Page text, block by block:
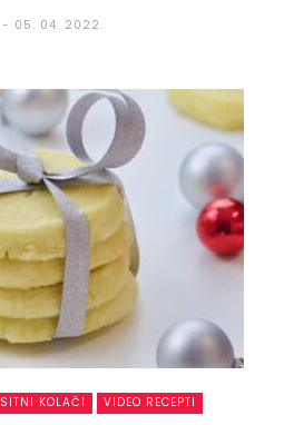
05. 04. 2022.
SITNI KOLAČI VIDEO RECEPTI